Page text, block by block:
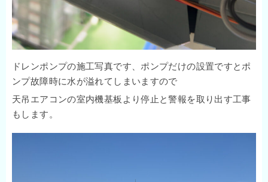
ドレンポンプの施工写真です、ポンプだけの設置ですとポ
ンプ故障時に水が溢れてしまいますので
天吊エアコンの室内機基板より停止と警報を取り出す工事
もします。